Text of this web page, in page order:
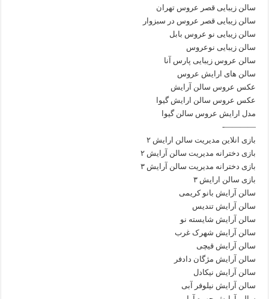
سالن زیبایی قصر عروس تهران
سالن زیبایی قصر عروس در سبزوار
سالن زیبایی نو عروس بابل
سالن زیبایی نوعروس
سالن عروس زیبایی پارس آنا
سالن های ارایش عروس
عکس عروس سالن آرایش
عکس عروس سالن ارایش گیوا
مدل ارایش عروس سالن گیوا
————-
بازی انلاین مدیریت سالن ارایش ۲
بازی دخترانه مدیریت سالن آرایش ۲
بازی دخترانه مدیریت سالن آرایش ۳
بازی سالن ارایش ۳
سالن آرایش بانو کریمی
سالن آرایش تندیس
سالن آرایش شایسته نو
سالن آرایش شهرک غرب
سالن آرایش قیچی
سالن آرایش مژگان دادفر
سالن آرایش نیکادل
سالن آرایش نیلوفر آبی